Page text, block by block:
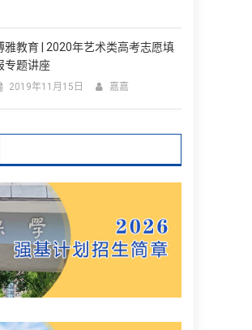
雅教育 | 2020年艺术类高考志愿填
专题讲座
2019年11月15日 嘉嘉